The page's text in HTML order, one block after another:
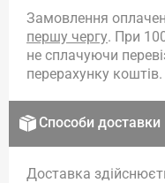
Замовлення
першу чергу. При
не сплачуючи
перерахунку коштів.
Способи доставки
Доставка